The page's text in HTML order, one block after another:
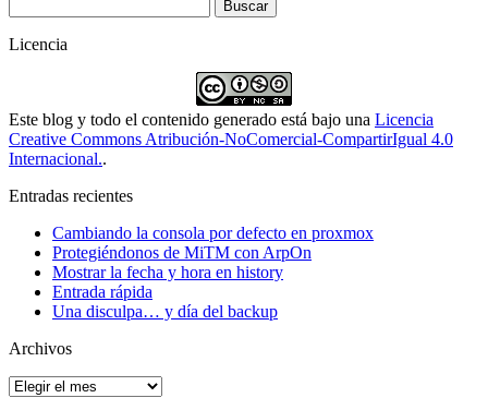
Licencia
Este blog y todo el contenido generado está bajo una Licencia
Creative Commons Atribución-NoComercial-CompartirIgual 4.0
Internacional..
Entradas recientes
Cambiando la consola por defecto en proxmox
Protegiéndonos de MiTM con ArpOn
Mostrar la fecha y hora en history
Entrada rápida
Una disculpa… y día del backup
Archivos
Archivos